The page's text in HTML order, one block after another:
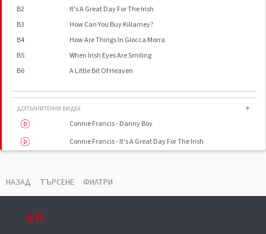
B2
It's A Great Day For The Irish
B3
How Can You Buy Killarney?
B4
How Are Things In Glocca Morra
B5
When Irish Eyes Are Smiling
B6
A Little Bit Of Heaven
ДОПЪЛНИТЕЛНИ ВИДЕА ▼
Connie Francis - Danny Boy
Connie Francis - It's A Great Day For The Irish
Manufactured By
НАЗАД ТЪРСЕНЕ ФИЛТРИ